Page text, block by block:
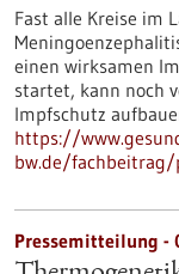
Fast alle Kreise im
einen wirksamen
startet, kann noch
Impfschutz
https://
bw.de/
Pressemitteilung -